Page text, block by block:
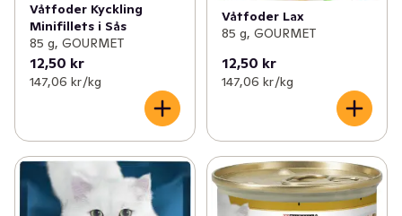
Våtfoder Kyckling
Minifillets i Sås
85 g, GOURMET
12,50 kr
147,06 kr /kg
Våtfoder Lax
85 g, GOURMET
12,50 kr
147,06 kr /kg